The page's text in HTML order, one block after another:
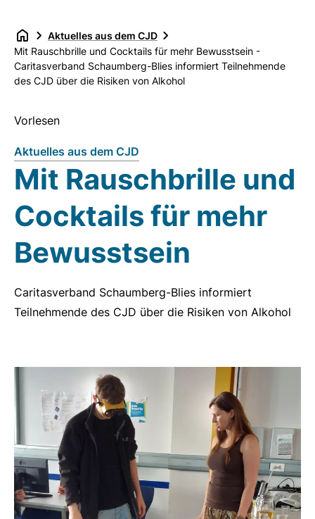
Aktuelles aus dem CJD
Mit Rauschbrille und Cocktails für mehr Bewusstsein -
Caritasverband Schaumberg-Blies informiert Teilnehmende
des CJD über die Risiken von Alkohol
Vorlesen
Aktuelles aus dem CJD
Mit Rauschbrille und
Cocktails für mehr
Bewusstsein
Caritasverband Schaumberg-Blies informiert
Teilnehmende des CJD über die Risiken von Alkohol